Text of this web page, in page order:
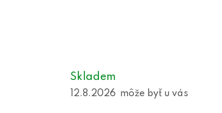
Skladem
12.8.2026